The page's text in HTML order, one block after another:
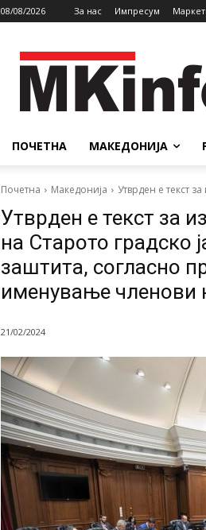
08/08/2026 За нас Импресум
ПОЧЕТНА МАКЕДОНИЈА
Почетна Македонија Утврден е текст
Утврден е текст за
на Старото градско
заштита, согласно
именување членови
21/02/2024